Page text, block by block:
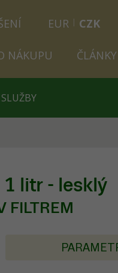
EUR CZK
NÁKUPU ČLÁNKY
SLUŽBY
litr - lesklý
FILTREM